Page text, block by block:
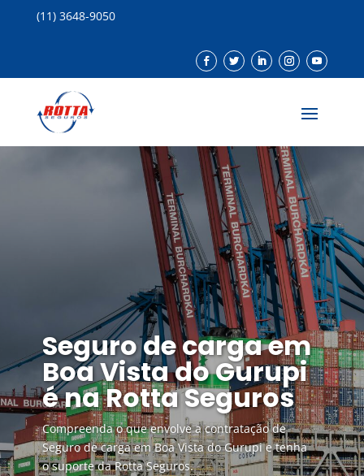
(11) 3648-9050
Seguro de carga em
Boa Vista do Gurupi
é na Rotta Seguros
Compreenda o que envolve a contratação de
Seguro de carga em Boa Vista do Gurupi e tenha
o suporte da Rotta Seguros.